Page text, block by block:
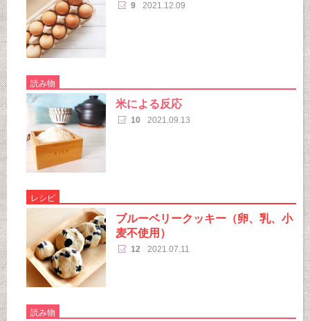
9 2021.12.09
読み物
米による反応
10 2021.09.13
レシピ
ブルーベリークッキー（卵、乳、小
麦不使用）
12 2021.07.11
読み物